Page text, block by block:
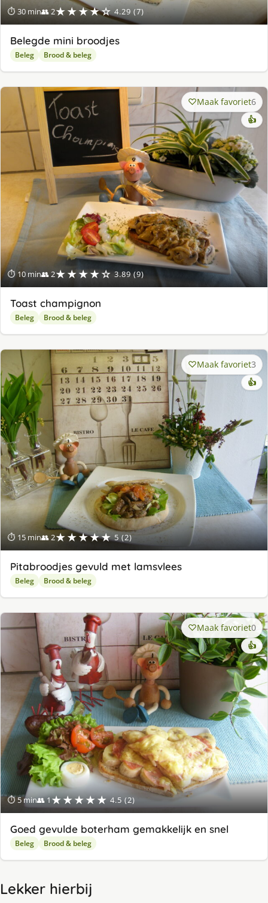
⏱ 30 min👥 2★★★★☆ 4.29 (7)
Belegde mini broodjes
Beleg Brood & beleg
⏱ 10 min👥 2★★★★☆ 3.89 (9)
Maak favoriet6
👍
Toast champignon
Beleg Brood & beleg
⏱ 15 min👥 2★★★★★ 5 (2)
Maak favoriet3
👍
Pitabroodjes gevuld met lamsvlees
Beleg Brood & beleg
⏱ 5 min👥 1★★★★★ 4.5 (2)
Maak favoriet0
👍
Goed gevulde boterham gemakkelijk en snel
Beleg Brood & beleg
Lekker hierbij